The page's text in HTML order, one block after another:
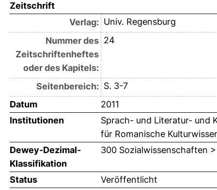
Zeitschrift
Verlag: Univ. Regensburg
Nummer des
Zeitschriftenheftes
oder des Kapitels:
24
Seitenbereich: S. 3-7
Datum
2011
Institutionen
Sprach- und Literatur- und
für Romanische
Dewey-Dezimal-
Klassifikation
300 Sozialwissenschaften
Status
Veröffentlicht